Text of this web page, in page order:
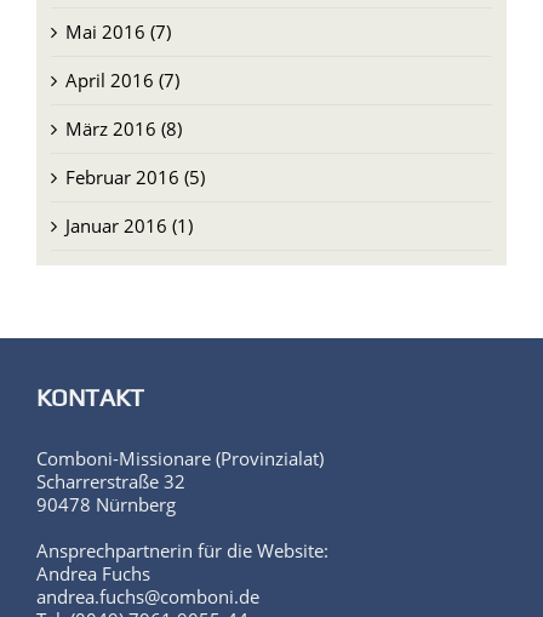
April 2016 (7)
März 2016 (8)
Februar 2016 (5)
Januar 2016 (1)
KONTAKT
Comboni-Missionare (Provinzialat)
90478 Nürnberg
Ansprechpartnerin für die Website:
andrea.fuchs@comboni.de
Tel. (0049) 7961 9055-44